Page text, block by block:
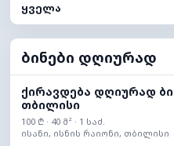
ყველა
ბინები დღიურად
ქირავდება დღიურად
თბილისი
100 ₾ · 40 მ² · 1 საძ.
ისანი, ისნის რაიონი, თბილისი